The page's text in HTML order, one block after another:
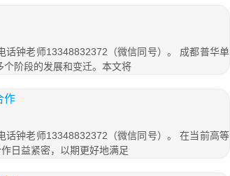
话钟老师13348832372（微信同号）。 成都普华单
阶段的发展和变迁。本文将
作
话钟老师13348832372（微信同号）。 在当前高等
日益紧密，以期更好地满足